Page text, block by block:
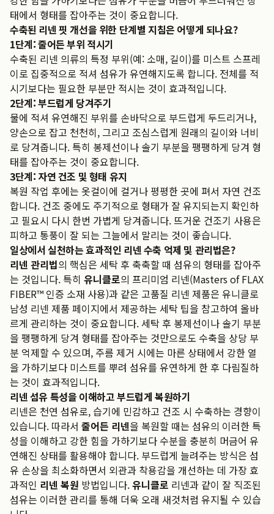
태에서 형태를 잡아주는 것이 중요합니다.
수축된 리넨 핏 개선을 위한 단계별 지침은 어떻게 되나요?
1단계: 줄어든 부위 적시기
수축된 리넨 의류의 특정 부위(예: 소매, 길이)를 미스트 스프레
이로 집중적으로 적셔 섬유가 유연해지도록 합니다. 전체를 적
시기보다는 필요한 부분만 적시는 것이 효과적입니다.
2단계: 부드럽게 당겨주기
물에 적셔 유연해진 부위를 손바닥으로 부드럽게 두드리거나,
양손으로 잡고 천천히, 그리고 조심스럽게 원래의 길이와 너비
로 당겨줍니다. 특히 봉제선이나 솔기 부분을 팽팽하게 당겨 형
태를 잡아주는 것이 중요합니다.
3단계: 자연 건조 및 형태 유지
복원 작업 후에는 옷걸이에 걸거나 평평한 곳에 펴서 자연 건조
합니다. 건조 중에도 주기적으로 형태가 잘 유지되는지 확인하
고 필요시 다시 한번 가볍게 당겨줍니다. 뜨거운 건조기 사용은
피하고 통풍이 잘 되는 그늘에서 말리는 것이 좋습니다.
일상에서 실천하는 효과적인 리넨 수축 억제 및 관리법은?
리넨 관리법의 핵심은 세탁 후 축축할 때 섬유의 형태를 잡아주
는 것입니다. 특히 유니클로의 프리미엄 리넨(Masters of FLAX
FIBER™ 인증 소재 사용)과 같은 고품질 리넨 제품은 유니클로
남성 리넨 제품 페이지에서 제공하는 세탁 팁을 참고하여 올바
르게 관리하는 것이 중요합니다. 세탁 후 봉제선이나 솔기 부분
을 팽팽하게 당겨 형태를 잡아주는 것만으로도 수축을 상당 부
분 억제할 수 있으며, 주름 제거 시에는 마른 상태에서 강한 열
을 가하기보다 미스트를 뿌려 섬유를 유연하게 한 후 다림질하
는 것이 효과적입니다.
리넨 섬유 특성을 이해하고 부드럽게 복원하기
리넨은 천연 섬유로, 습기에 민감하고 건조 시 수축하는 경향이
있습니다. 따라서 줄어든 리넨을 복원할 때는 섬유의 이러한 특
성을 이해하고 강한 힘을 가하기보다 수분을 충분히 머금어 유
연해진 상태를 활용해야 합니다. 부드럽게 늘려주는 방식은 섬
유 손상을 최소화하면서 외관과 착용감을 개선하는 데 가장 효
과적인 리넨 복원 방법입니다.유니클로 리넨과 같이 잘 직조된
섬유는 이러한 관리를 통해 더욱 오래 새것처럼 유지될 수 있습